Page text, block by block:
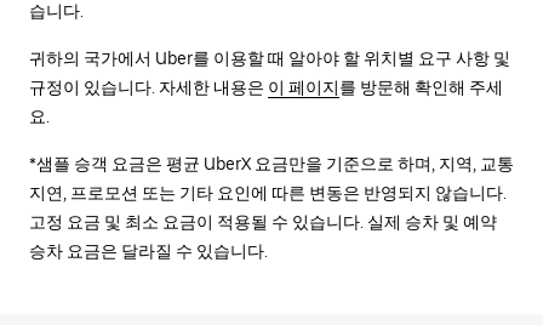
습니다.
귀하의 국가에서 Uber를 이용할 때 알아야 할 위치별 요구 사항 및
규정이 있습니다. 자세한 내용은 이 페이지를 방문해 확인해 주세
요.
*샘플 승객 요금은 평균 UberX 요금만을 기준으로 하며, 지역, 교통
지연, 프로모션 또는 기타 요인에 따른 변동은 반영되지 않습니다.
고정 요금 및 최소 요금이 적용될 수 있습니다. 실제 승차 및 예약
승차 요금은 달라질 수 있습니다.